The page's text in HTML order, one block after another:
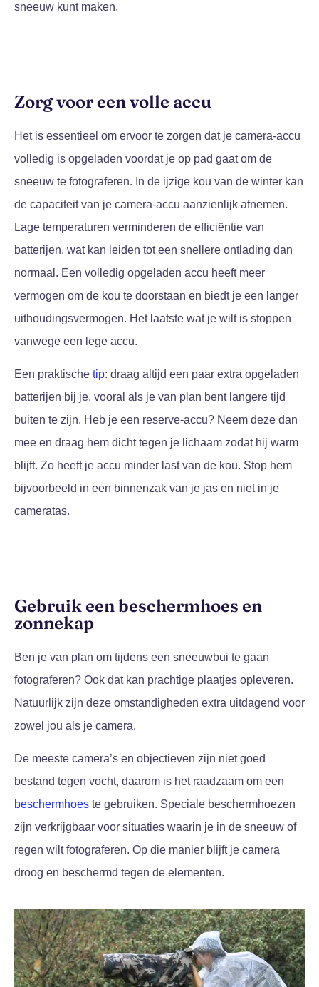
sneeuw kunt maken.
Zorg voor een volle accu
Het is essentieel om ervoor te zorgen dat je camera-accu
volledig is opgeladen voordat je op pad gaat om de
sneeuw te fotograferen. In de ijzige kou van de winter kan
de capaciteit van je camera-accu aanzienlijk afnemen.
Lage temperaturen verminderen de efficiëntie van
batterijen, wat kan leiden tot een snellere ontlading dan
normaal. Een volledig opgeladen accu heeft meer
vermogen om de kou te doorstaan en biedt je een langer
uithoudingsvermogen. Het laatste wat je wilt is stoppen
vanwege een lege accu.
Een praktische tip: draag altijd een paar extra opgeladen
batterijen bij je, vooral als je van plan bent langere tijd
buiten te zijn. Heb je een reserve-accu? Neem deze dan
mee en draag hem dicht tegen je lichaam zodat hij warm
blijft. Zo heeft je accu minder last van de kou. Stop hem
bijvoorbeeld in een binnenzak van je jas en niet in je
cameratas.
Gebruik een beschermhoes en
zonnekap
Ben je van plan om tijdens een sneeuwbui te gaan
fotograferen? Ook dat kan prachtige plaatjes opleveren.
Natuurlijk zijn deze omstandigheden extra uitdagend voor
zowel jou als je camera.
De meeste camera’s en objectieven zijn niet goed
bestand tegen vocht, daarom is het raadzaam om een
beschermhoes te gebruiken. Speciale beschermhoezen
zijn verkrijgbaar voor situaties waarin je in de sneeuw of
regen wilt fotograferen. Op die manier blijft je camera
droog en beschermd tegen de elementen.